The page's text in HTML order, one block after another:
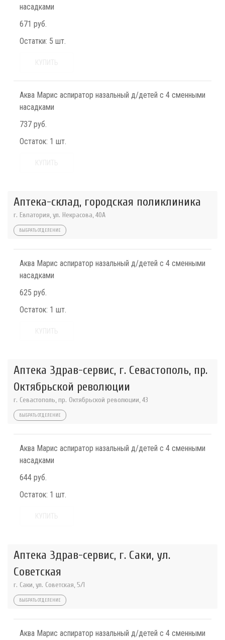
насадками
671 руб.
Остатки: 5 шт.
Аква Марис аспиратор назальный д/детей с 4 сменными
насадками
737 руб.
Остаток: 1 шт.
Аптека-склад, городская поликлиника
г. Евпатория, ул. Некрасова, 40A
ВЫБРАТЬ ОТДЕЛЕНИЕ
Аква Марис аспиратор назальный д/детей с 4 сменными
насадками
625 руб.
Остаток: 1 шт.
Аптека Здрав-сервис, г. Севастополь, пр.
Октябрьской революции
г. Севастополь, пр. Октябрьской революции, 43
ВЫБРАТЬ ОТДЕЛЕНИЕ
Аква Марис аспиратор назальный д/детей с 4 сменными
насадками
644 руб.
Остаток: 1 шт.
Аптека Здрав-сервис, г. Саки, ул.
Советская
г. Саки, ул. Советская, 5/1
ВЫБРАТЬ ОТДЕЛЕНИЕ
Аква Марис аспиратор назальный д/детей с 4 сменными